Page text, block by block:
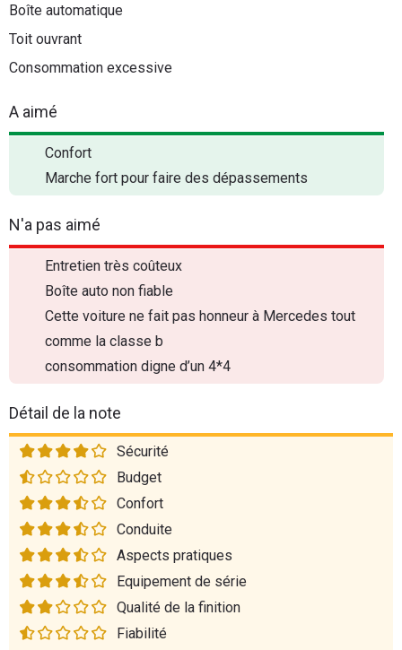
Boîte automatique
Toit ouvrant
Consommation excessive
A aimé
Confort
Marche fort pour faire des dépassements
N'a pas aimé
Entretien très coûteux
Boîte auto non fiable
Cette voiture ne fait pas honneur à Mercedes tout
comme la classe b
consommation digne d’un 4*4
Détail de la note
Sécurité
Budget
Confort
Conduite
Aspects pratiques
Equipement de série
Qualité de la finition
Fiabilité